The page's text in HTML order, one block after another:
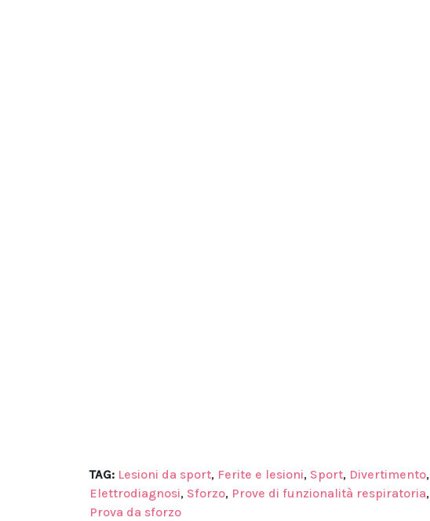
TAG: Lesioni da sport, Ferite e lesioni, Sport, Divertimento,
Elettrodiagnosi, Sforzo, Prove di funzionalità respiratoria,
Prova da sforzo